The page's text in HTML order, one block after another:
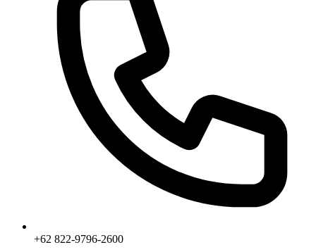
+62 822-9796-2600